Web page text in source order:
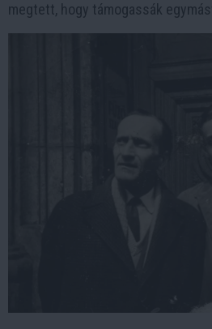
megtett, hogy támogassák